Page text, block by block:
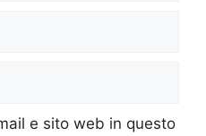
e sito web in questo